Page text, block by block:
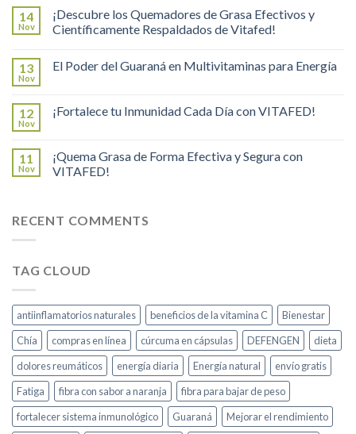
14
Nov
¡Descubre los Quemadores de Grasa Efectivos y
Científicamente Respaldados de Vitafed!
13
Nov
El Poder del Guaraná en Multivitaminas para Energía
12
Nov
¡Fortalece tu Inmunidad Cada Día con VITAFED!
11
Nov
¡Quema Grasa de Forma Efectiva y Segura con
VITAFED!
RECENT COMMENTS
TAG CLOUD
antiinflamatorios naturales beneficios de la vitamina C
Bienestar
Chía
compras en línea cúrcuma en cápsulas DEFENGEN
dieta
dolores reumáticos
energía diaria Energía natural
envío gratis
Fatiga
fibra con sabor a naranja
fibra para bajar de peso
fortalecer sistema inmunológico
Guaraná
Mejorar el rendimiento